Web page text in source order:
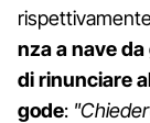
nza a nave
di rinunciare
gode: